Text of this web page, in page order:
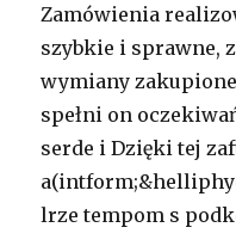
Zamówienia
szybkie i sprawne,
wymiany
spełni on
serde i Dzięki tej
lrze tempom s